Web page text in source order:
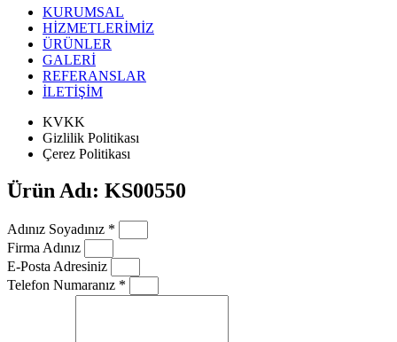
KURUMSAL
HİZMETLERİMİZ
ÜRÜNLER
GALERİ
REFERANSLAR
İLETİŞİM
KVKK
Gizlilik Politikası
Çerez Politikası
Ürün Adı: KS00550
Adınız Soyadınız *
Firma Adınız
E-Posta Adresiniz
Telefon Numaranız *